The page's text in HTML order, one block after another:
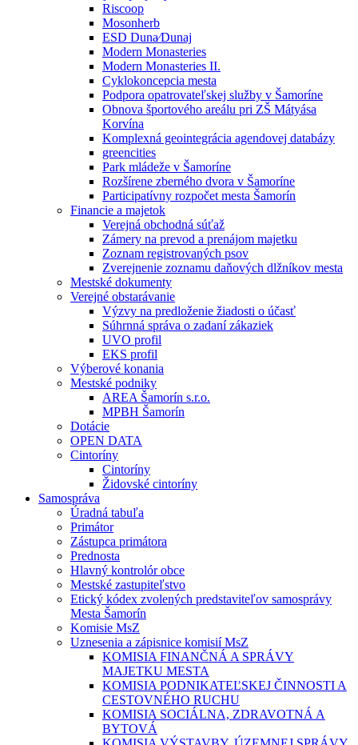
Riscoop
Mosonherb
ESD Duna⁄Dunaj
Modern Monasteries
Modern Monasteries II.
Cyklokoncepcia mesta
Podpora opatrovateľskej služby v Šamoríne
Obnova športového areálu pri ZŠ Mátyása
Korvína
Komplexná geointegrácia agendovej databázy
greencities
Park mládeže v Šamoríne
Rozšírene zberného dvora v Šamoríne
Participatívny rozpočet mesta Šamorín
Financie a majetok
Verejná obchodná súťaž
Zámery na prevod a prenájom majetku
Zoznam registrovaných psov
Zverejnenie zoznamu daňových dlžníkov mesta
Mestské dokumenty
Verejné obstarávanie
Výzvy na predloženie žiadosti o účasť
Súhrnná správa o zadaní zákaziek
UVO profil
EKS profil
Výberové konania
Mestské podniky
AREA Šamorín s.r.o.
MPBH Šamorín
Dotácie
OPEN DATA
Cintoríny
Cintoríny
Židovské cintoríny
Samospráva
Úradná tabuľa
Primátor
Zástupca primátora
Prednosta
Hlavný kontrolór obce
Mestské zastupiteľstvo
Etický kódex zvolených predstaviteľov samosprávy
Mesta Šamorín
Komisie MsZ
Uznesenia a zápisnice komisií MsZ
KOMISIA FINANČNÁ A SPRÁVY
MAJETKU MESTA
KOMISIA PODNIKATEĽSKEJ ČINNOSTI A
CESTOVNÉHO RUCHU
KOMISIA SOCIÁLNA, ZDRAVOTNÁ A
BYTOVÁ